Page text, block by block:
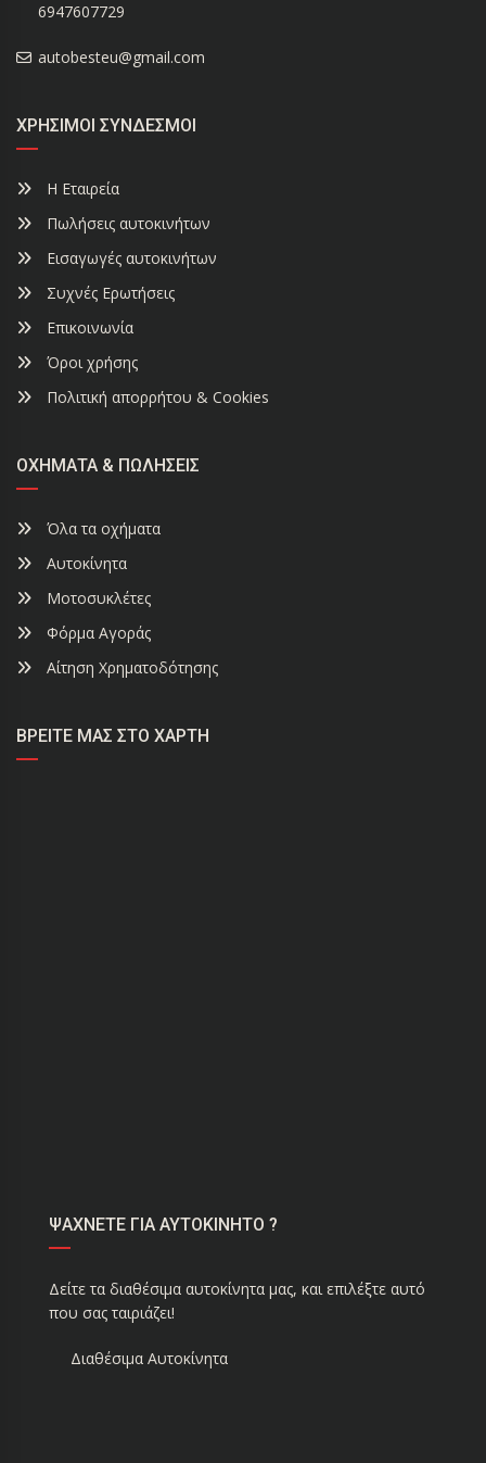
6947607729
autobesteu@gmail.com
ΧΡΉΣΙΜΟΙ ΣΎΝΔΕΣΜΟΙ
Η Εταιρεία
Πωλήσεις αυτοκινήτων
Εισαγωγές αυτοκινήτων
Συχνές Ερωτήσεις
Επικοινωνία
Όροι χρήσης
Πολιτική απορρήτου & Cookies
ΟΧΉΜΑΤΑ & ΠΩΛΉΣΕΙΣ
Όλα τα οχήματα
Αυτοκίνητα
Μοτοσυκλέτες
Φόρμα Αγοράς
Αίτηση Χρηματοδότησης
ΒΡΕΊΤΕ ΜΑΣ ΣΤΟ ΧΆΡΤΗ
ΨΑΧΝΕΤΕ ΓΙΑ ΑΥΤΟΚΙΝΗΤΟ ?
Δείτε τα διαθέσιμα αυτοκίνητα μας, και επιλέξτε αυτό
που σας ταιριάζει!
Διαθέσιμα Αυτοκίνητα